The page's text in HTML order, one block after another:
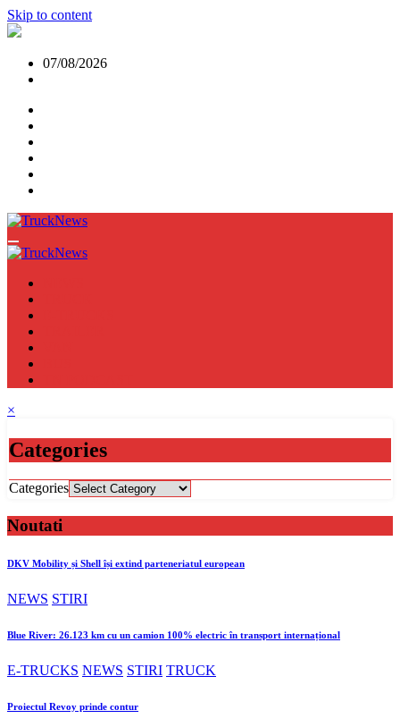
Skip to content
07/08/2026
×
Categories
Categories
Noutati
DKV Mobility și Shell își extind parteneriatul european
NEWS STIRI
Blue River: 26.123 km cu un camion 100% electric în transport internațional
E-TRUCKS NEWS STIRI TRUCK
Proiectul Revoy prinde contur